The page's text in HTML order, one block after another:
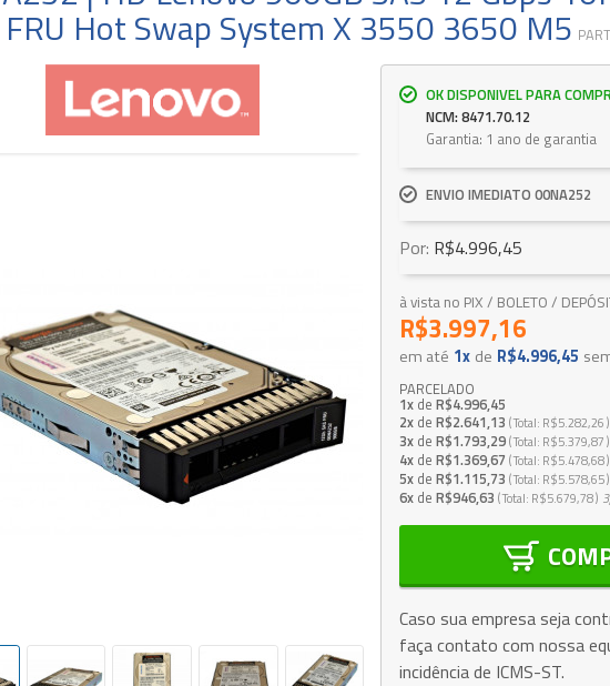
Hot Swap System X 3550 3650 M5
OK DISPONIVEL PARA
NCM: 8471.70.12
Garantia: 1 ano de garantia
ENVIO IMEDIATO 00NA252
Por: R$4.996,45
à vista no PIX / BOLETO /
R$3.997,16
em até 1x de R$4.996,45
PARCELADO
1x de R$4.996,45
2x de R$2.641,13 Total R$5.282,26
3x de R$1.793,29 Total R$5.379,87
4x de R$1.369,67 Total R$5.478,68
5x de R$1.115,73 Total R$5.578,65
6x de R$946,63 Total R$5.679,78
Caso sua empresa seja
faça contato com nossa
incidência de ICMS-ST.